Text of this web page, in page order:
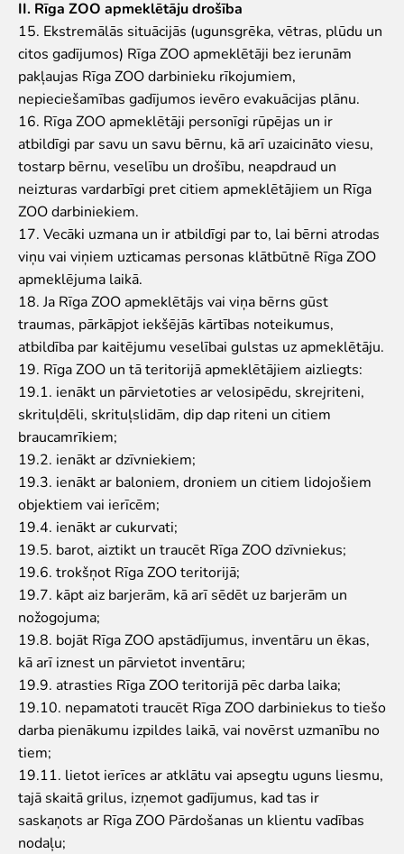
II. Rīga ZOO apmeklētāju drošība
15. Ekstremālās situācijās (ugunsgrēka, vētras, plūdu un
citos gadījumos) Rīga ZOO apmeklētāji bez ierunām
pakļaujas Rīga ZOO darbinieku rīkojumiem,
nepieciešamības gadījumos ievēro evakuācijas plānu.
16. Rīga ZOO apmeklētāji personīgi rūpējas un ir
atbildīgi par savu un savu bērnu, kā arī uzaicināto viesu,
tostarp bērnu, veselību un drošību, neapdraud un
neizturas vardarbīgi pret citiem apmeklētājiem un Rīga
ZOO darbiniekiem.
17. Vecāki uzmana un ir atbildīgi par to, lai bērni atrodas
viņu vai viņiem uzticamas personas klātbūtnē Rīga ZOO
apmeklējuma laikā.
18. Ja Rīga ZOO apmeklētājs vai viņa bērns gūst
traumas, pārkāpjot iekšējās kārtības noteikumus,
atbildība par kaitējumu veselībai gulstas uz apmeklētāju.
19. Rīga ZOO un tā teritorijā apmeklētājiem aizliegts:
19.1. ienākt un pārvietoties ar velosipēdu, skrejriteni,
skrituļdēli, skrituļslidām, dip dap riteni un citiem
braucamrīkiem;
19.2. ienākt ar dzīvniekiem;
19.3. ienākt ar baloniem, droniem un citiem lidojošiem
objektiem vai ierīcēm;
19.4. ienākt ar cukurvati;
19.5. barot, aiztikt un traucēt Rīga ZOO dzīvniekus;
19.6. trokšņot Rīga ZOO teritorijā;
19.7. kāpt aiz barjerām, kā arī sēdēt uz barjerām un
nožogojuma;
19.8. bojāt Rīga ZOO apstādījumus, inventāru un ēkas,
kā arī iznest un pārvietot inventāru;
19.9. atrasties Rīga ZOO teritorijā pēc darba laika;
19.10. nepamatoti traucēt Rīga ZOO darbiniekus to tiešo
darba pienākumu izpildes laikā, vai novērst uzmanību no
tiem;
19.11. lietot ierīces ar atklātu vai apsegtu uguns liesmu,
tajā skaitā grilus, izņemot gadījumus, kad tas ir
saskaņots ar Rīga ZOO Pārdošanas un klientu vadības
nodaļu;